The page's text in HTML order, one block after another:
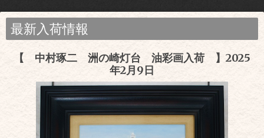
最新入荷情報
【 中村琢二 洲の崎灯台 油彩画入荷 】2025
年2月9日